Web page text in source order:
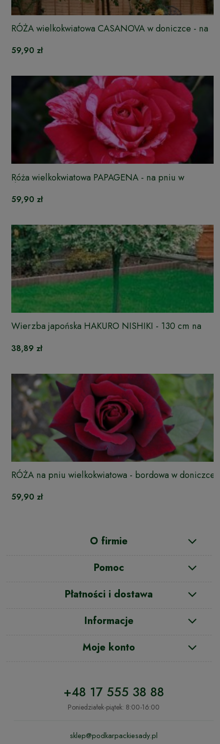
RÓŻA wielkokwiatowa CASANOVA w doniczce - na
59,90 zł
Róża wielkokwiatowa PAPAGENA - na pniu w
doniczce
59,90 zł
Wierzba japońska HAKURO NISHIKI - 130 cm na
38,89 zł
RÓŻA na pniu wielkokwiatowa - bordowa w doniczce
59,90 zł
O firmie
Pomoc
Płatności i dostawa
Informacje
Moje konto
+48 17 555 38 88
Poniedziałek-piątek: 8:00-16:00
sklep@podkarpackiesady.pl